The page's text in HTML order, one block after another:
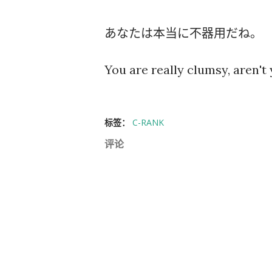
あなたは本当に不器用だね。
You are really clumsy, aren't
标签： C-RANK
评论